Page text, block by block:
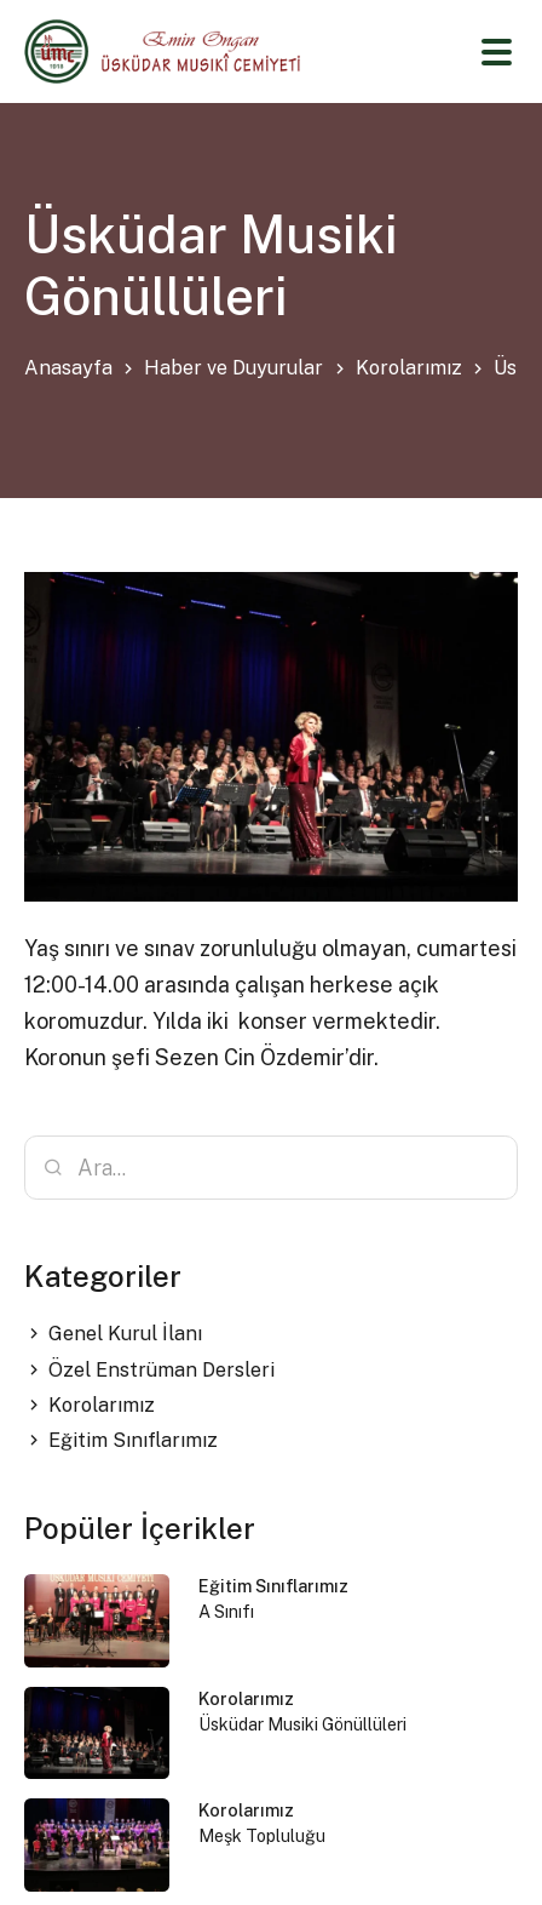
Üsküdar Musiki
Gönüllüleri
Anasayfa Haber ve Duyurular Korolarımız
Yaş sınırı ve sınav zorunluluğu olmayan, cumartesi
12:00-14.00 arasında çalışan herkese açık
koromuzdur. Yılda iki konser vermektedir.
Koronun şefi Sezen Cin Özdemir’dir.
Kategoriler
Genel Kurul İlanı
Özel Enstrüman Dersleri
Korolarımız
Eğitim Sınıflarımız
Popüler İçerikler
Eğitim Sınıflarımız
A Sınıfı
Korolarımız
Üsküdar Musiki Gönüllüleri
Korolarımız
Meşk Topluluğu